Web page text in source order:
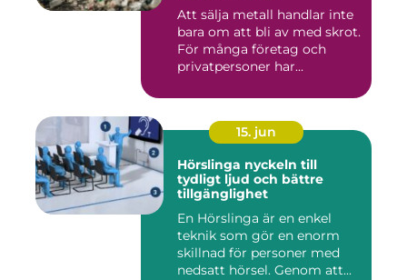
Att sälja metall handlar inte
bara om att bli av med skrot.
För många företag och
privatpersoner har...
15. jun
Hörslinga nyckeln till
tydligt ljud och bättre
tillgänglighet
En Hörslinga är en enkel
teknik som gör en enorm
skillnad för personer med
nedsatt hörsel. Genom att...